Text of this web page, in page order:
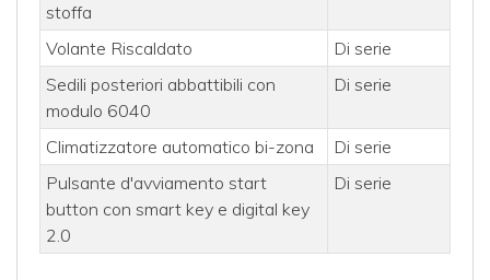
stoffa
Volante Riscaldato
Di serie
Sedili posteriori abbattibili con
modulo 6040
Di serie
Climatizzatore automatico bi-zona
Di serie
Pulsante d'avviamento start
button con smart key e digital key
2.0
Di serie